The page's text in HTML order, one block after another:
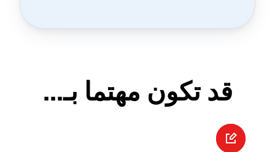
قد تكون مهتما بـ...